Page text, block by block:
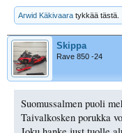
Arwid Käkivaara tykkää tästä.
Skippa
Rave 850 -24
Suomussalmen puoli
Taivalkosken porukka